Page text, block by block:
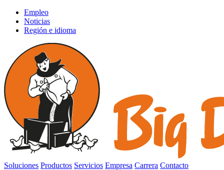
Empleo
Noticias
Región e idioma
Soluciones Productos Servicios Empresa Carrera Contacto